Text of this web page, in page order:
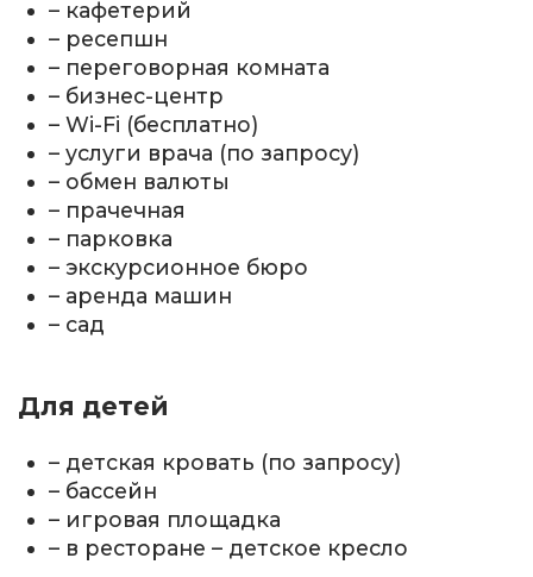
– кафетерий
– ресепшн
– переговорная комната
– бизнес-центр
– Wi-Fi (бесплатно)
– услуги врача (по запросу)
– обмен валюты
– прачечная
– парковка
– экскурсионное бюро
– аренда машин
– сад
Для детей
– детская кровать (по запросу)
– бассейн
– игровая площадка
– в ресторане – детское кресло